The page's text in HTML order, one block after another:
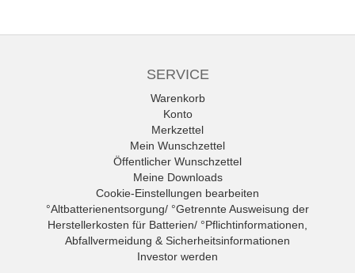
SERVICE
Warenkorb
Konto
Merkzettel
Mein Wunschzettel
Öffentlicher Wunschzettel
Meine Downloads
Cookie-Einstellungen bearbeiten
°Altbatterienentsorgung/ °Getrennte Ausweisung der
Herstellerkosten für Batterien/ °Pflichtinformationen,
Abfallvermeidung & Sicherheitsinformationen
Investor werden